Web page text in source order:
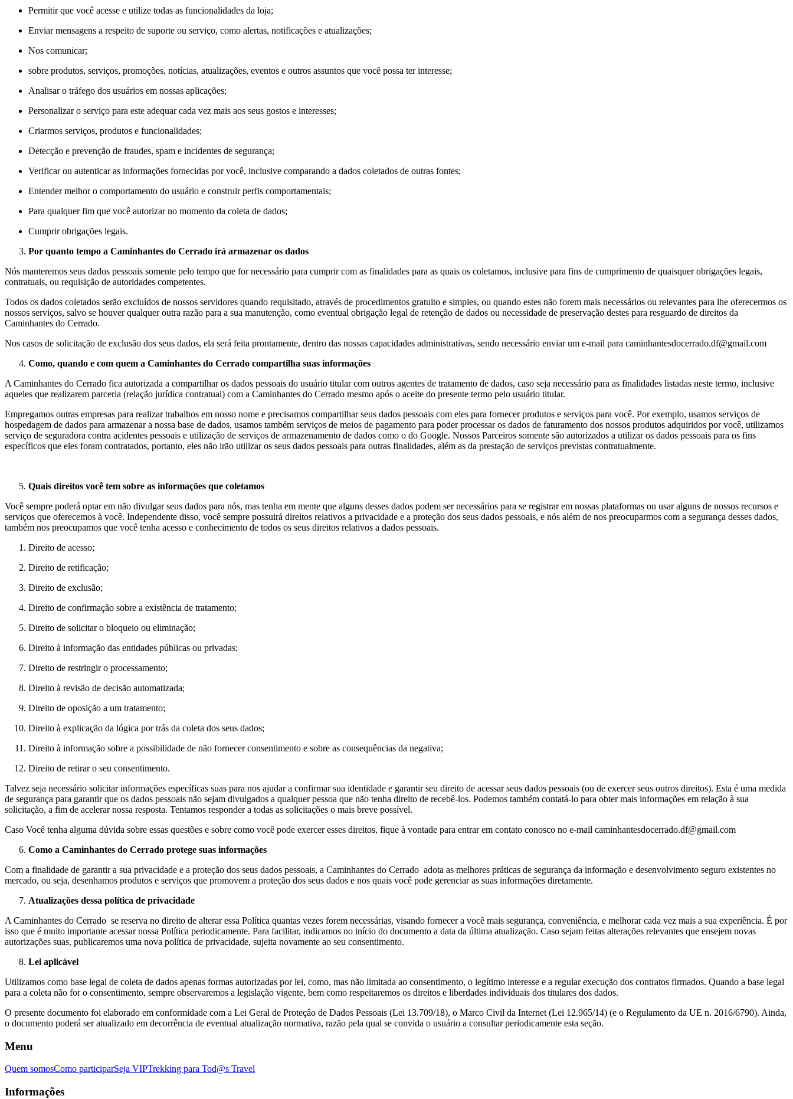
Permitir que você acesse e utilize todas as funcionalidades da loja;
Enviar mensagens a respeito de suporte ou serviço, como alertas, notificações e atualizações;
Nos comunicar;
sobre produtos, serviços, promoções, notícias, atualizações, eventos e outros assuntos que você possa ter interesse;
Analisar o tráfego dos usuários em nossas aplicações;
Personalizar o serviço para este adequar cada vez mais aos seus gostos e interesses;
Criarmos serviços, produtos e funcionalidades;
Detecção e prevenção de fraudes, spam e incidentes de segurança;
Verificar ou autenticar as informações fornecidas por você, inclusive comparando a dados coletados de outras fontes;
Entender melhor o comportamento do usuário e construir perfis comportamentais;
Para qualquer fim que você autorizar no momento da coleta de dados;
Cumprir obrigações legais.
Por quanto tempo a Caminhantes do Cerrado irá armazenar os dados
Nós manteremos seus dados pessoais somente pelo tempo que for necessário para cumprir com as finalidades para as quais os coletamos, inclusive para fins de cumprimento de quaisquer obrigações legais,
contratuais, ou requisição de autoridades competentes.
Todos os dados coletados serão excluídos de nossos servidores quando requisitado, através de procedimentos gratuito e simples, ou quando estes não forem mais necessários ou relevantes para lhe oferecermos os
nossos serviços, salvo se houver qualquer outra razão para a sua manutenção, como eventual obrigação legal de retenção de dados ou necessidade de preservação destes para resguardo de direitos da
Caminhantes do Cerrado.
Nos casos de solicitação de exclusão dos seus dados, ela será feita prontamente, dentro das nossas capacidades administrativas, sendo necessário enviar um e-mail para caminhantesdocerrado.df@gmail.com
Como, quando e com quem a Caminhantes do Cerrado compartilha suas informações
A Caminhantes do Cerrado fica autorizada a compartilhar os dados pessoais do usuário titular com outros agentes de tratamento de dados, caso seja necessário para as finalidades listadas neste termo, inclusive
aqueles que realizarem parceria (relação jurídica contratual) com a Caminhantes do Cerrado mesmo após o aceite do presente termo pelo usuário titular.
Empregamos outras empresas para realizar trabalhos em nosso nome e precisamos compartilhar seus dados pessoais com eles para fornecer produtos e serviços para você. Por exemplo, usamos serviços de
hospedagem de dados para armazenar a nossa base de dados, usamos também serviços de meios de pagamento para poder processar os dados de faturamento dos nossos produtos adquiridos por você, utilizamos
serviço de seguradora contra acidentes pessoais e utilização de serviços de armazenamento de dados como o do Google. Nossos Parceiros somente são autorizados a utilizar os dados pessoais para os fins
específicos que eles foram contratados, portanto, eles não irão utilizar os seus dados pessoais para outras finalidades, além as da prestação de serviços previstas contratualmente.
Quais direitos você tem sobre as informações que coletamos
Você sempre poderá optar em não divulgar seus dados para nós, mas tenha em mente que alguns desses dados podem ser necessários para se registrar em nossas plataformas ou usar alguns de nossos recursos e
serviços que oferecemos à você. Independente disso, você sempre possuirá direitos relativos a privacidade e a proteção dos seus dados pessoais, e nós além de nos preocuparmos com a segurança desses dados,
também nos preocupamos que você tenha acesso e conhecimento de todos os seus direitos relativos a dados pessoais.
Direito de acesso;
Direito de retificação;
Direito de exclusão;
Direito de confirmação sobre a existência de tratamento;
Direito de solicitar o bloqueio ou eliminação;
Direito à informação das entidades públicas ou privadas;
Direito de restringir o processamento;
Direito à revisão de decisão automatizada;
Direito de oposição a um tratamento;
Direito à explicação da lógica por trás da coleta dos seus dados;
Direito à informação sobre a possibilidade de não fornecer consentimento e sobre as consequências da negativa;
Direito de retirar o seu consentimento.
Talvez seja necessário solicitar informações específicas suas para nos ajudar a confirmar sua identidade e garantir seu direito de acessar seus dados pessoais (ou de exercer seus outros direitos). Esta é uma medida
de segurança para garantir que os dados pessoais não sejam divulgados a qualquer pessoa que não tenha direito de recebê-los. Podemos também contatá-lo para obter mais informações em relação à sua
solicitação, a fim de acelerar nossa resposta. Tentamos responder a todas as solicitações o mais breve possível.
Caso Você tenha alguma dúvida sobre essas questões e sobre como você pode exercer esses direitos, fique à vontade para entrar em contato conosco no e-mail caminhantesdocerrado.df@gmail.com
Como a Caminhantes do Cerrado protege suas informações
Com a finalidade de garantir a sua privacidade e a proteção dos seus dados pessoais, a Caminhantes do Cerrado adota as melhores práticas de segurança da informação e desenvolvimento seguro existentes no
mercado, ou seja, desenhamos produtos e serviços que promovem a proteção dos seus dados e nos quais você pode gerenciar as suas informações diretamente.
Atualizações dessa política de privacidade
A Caminhantes do Cerrado se reserva no direito de alterar essa Política quantas vezes forem necessárias, visando fornecer a você mais segurança, conveniência, e melhorar cada vez mais a sua experiência. É por
isso que é muito importante acessar nossa Política periodicamente. Para facilitar, indicamos no início do documento a data da última atualização. Caso sejam feitas alterações relevantes que ensejem novas
autorizações suas, publicaremos uma nova política de privacidade, sujeita novamente ao seu consentimento.
Lei aplicável
Utilizamos como base legal de coleta de dados apenas formas autorizadas por lei, como, mas não limitada ao consentimento, o legítimo interesse e a regular execução dos contratos firmados. Quando a base legal
para a coleta não for o consentimento, sempre observaremos a legislação vigente, bem como respeitaremos os direitos e liberdades individuais dos titulares dos dados.
O presente documento foi elaborado em conformidade com a Lei Geral de Proteçâo de Dados Pessoais (Lei 13.709/18), o Marco Civil da Internet (Lei 12.965/14) (e o Regulamento da UE n. 2016/6790). Ainda,
o documento poderá ser atualizado em decorrência de eventual atualização normativa, razão pela qual se convida o usuário a consultar periodicamente esta seção.
Menu
Quem somosComo participarSeja VIPTrekking para Tod@s Travel
Informações